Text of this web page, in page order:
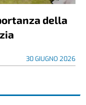
della
30 GIUGNO 2026